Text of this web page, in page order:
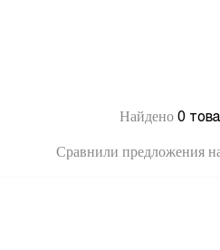
Найдено 0
Сравнили предложения